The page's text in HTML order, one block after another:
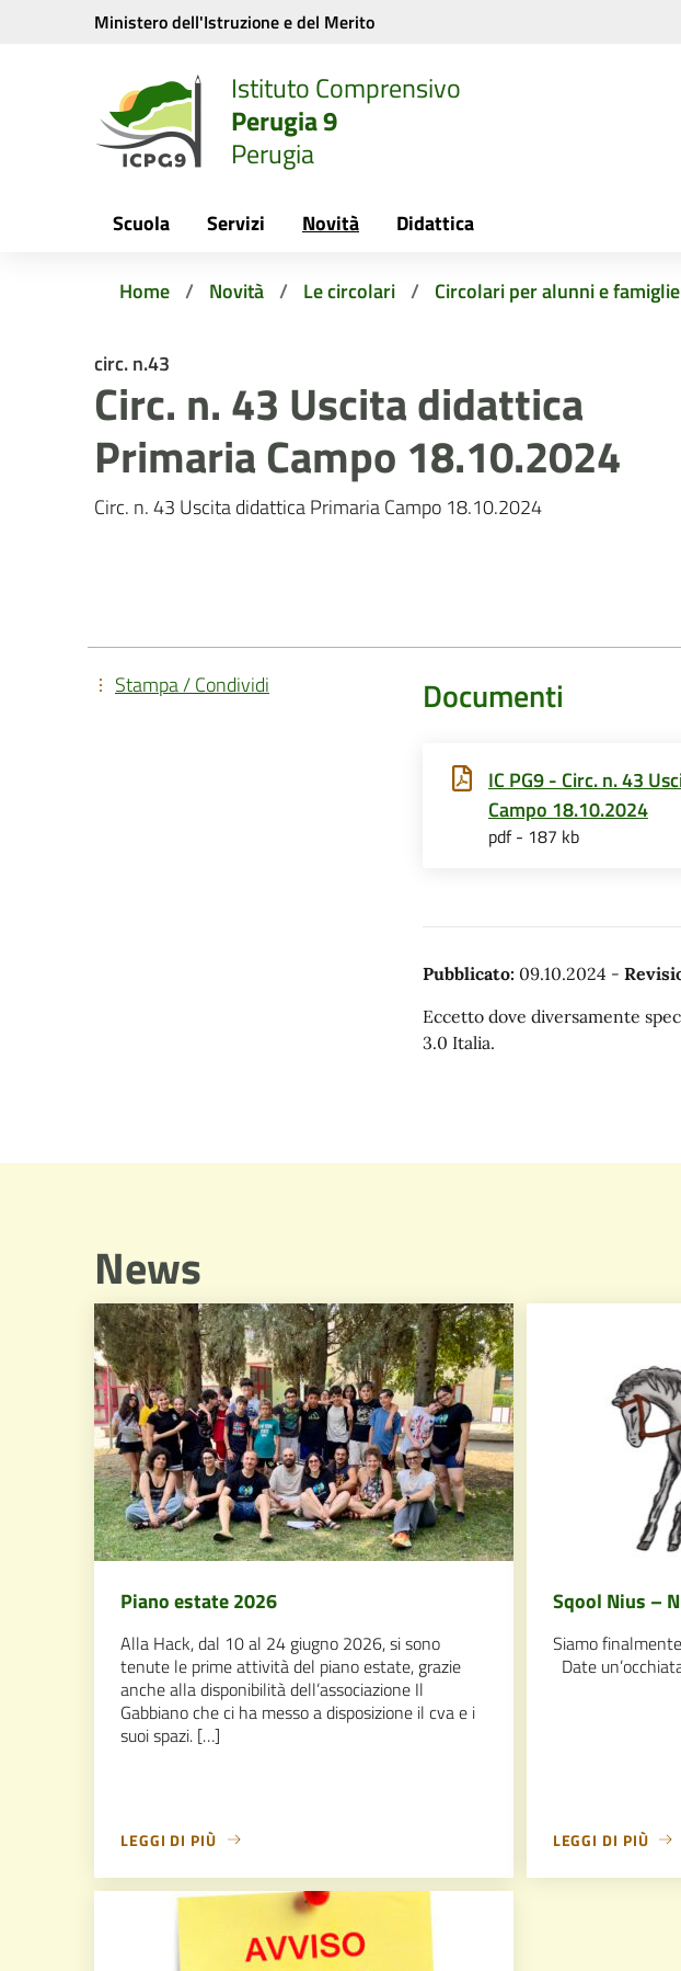
Vai ai contenuti
Vai al menu di navigazione
Ministero dell'Istruzione e del Merito
Istituto Comprensivo
Perugia 9
Perugia
Scuola Servizi Novità Didattica
Home Novità Le circolari Circolari per alunni e famiglie
circ. n.43
Circ. n. 43 Uscita didattica
Primaria Campo 18.10.2024
Circ. n. 43 Uscita didattica Primaria Campo 18.10.2024
Documenti
IC PG9 - Circ. n. 43
Campo 18.10.2024
pdf - 187 kb
Pubblicato: 09.10.2024 -
Eccetto dove diversamente
3.0 Italia.
Stampa / Condividi
News
Piano estate 2026
Alla Hack, dal 10 al 24 giugno 2026, si sono
tenute le prime attività del piano estate, grazie
anche alla disponibilità dell’associazione Il
Gabbiano che ci ha messo a disposizione il cva e i
suoi spazi. […]
LEGGI DI PIÙ
Sqool Nius –
Siamo
Date
LEGGI DI PIÙ